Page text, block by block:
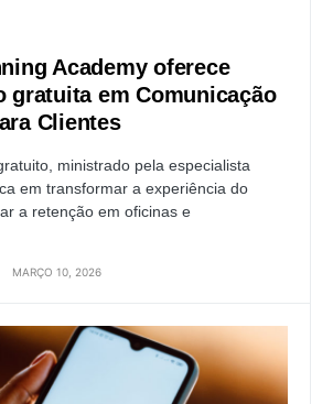
Academy oferece
gratuita em Comunicação
Clientes
ministrado pela especialista
em transformar a experiência do
a retenção em oficinas e
MARÇO 10, 2026